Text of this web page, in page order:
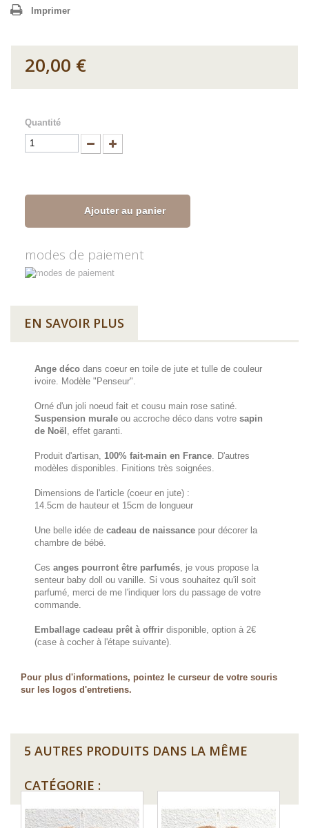
Imprimer
20,00 €
Quantité
Ajouter au panier
modes de paiement
EN SAVOIR PLUS
Ange déco dans coeur en toile de jute et tulle de couleur
ivoire. Modèle "Penseur".
Orné d'un joli noeud fait et cousu main rose satiné.
Suspension murale ou accroche déco dans votre sapin
de Noël , effet garanti.
Produit d'artisan, 100% fait-main en France. D'autres
modèles disponibles. Finitions très soignées.
Dimensions de l'article (coeur en jute) :
14.5cm de hauteur et 15cm de longueur
Une belle idée de cadeau de naissance pour décorer la
chambre de bébé.
Ces anges pourront être parfumés, je vous propose la
senteur baby doll ou vanille. Si vous souhaitez qu'il soit
parfumé, merci de me l'indiquer lors du passage de votre
commande.
Emballage cadeau prêt à offrir disponible, option à 2€
(case à cocher à l'étape suivante).
Pour plus d'informations, pointez le curseur de votre souris
sur les logos d'entretiens.
5 AUTRES PRODUITS DANS LA MÊME
CATÉGORIE :